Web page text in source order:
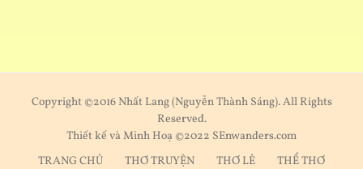
Copyright ©2016 Nhất Lang (Nguyễn Thành Sáng). All Rights
Reserved.
Thiết kế và Minh Hoạ ©2022 SEnwanders.com
TRANG CHỦ
THƠ TRUYỆN THƠ LẺ THỂ THƠ